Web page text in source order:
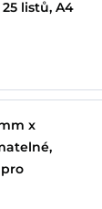
listů, A4
x
pro